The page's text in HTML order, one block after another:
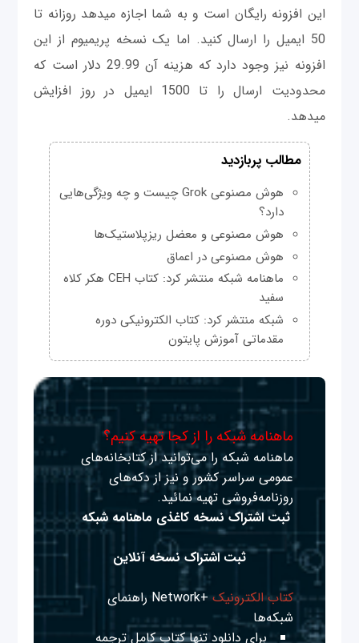
این افزونه رایگان است و به شما اجازه می‎دهد روزانه تا
50 ای‎میل را ارسال کنید. اما یک نسخه پریمیوم از این
افزونه نیز وجود دارد که هزینه آن 29.99 دلار است که
محدودیت ارسال را تا 1500 ای‎میل در روز افزایش
می‎دهد.
مطالب پربازدید
هوش مصنوعی Grok چیست و چه ویژگی‌هایی
دارد؟
هوش مصنوعی و معضل ریزپلاستیک‌ها
هوش مصنوعی در اعماق
ماهنامه شبکه منتشر کرد: کتاب CEH هکر کلاه
سفید
شبکه منتشر کرد: کتاب الکترونیکی دوره
مقدماتی آموزش پایتون
ماهنامه شبکه را از کجا تهیه کنیم؟
ماهنامه شبکه را می‌توانید از کتابخانه‌های
عمومی سراسر کشور و نیز از دکه‌های
روزنامه‌فروشی تهیه نمائید.
ثبت اشتراک نسخه کاغذی ماهنامه شبکه
ثبت اشتراک نسخه آنلاین
کتاب الکترونیک
+Network راهنمای
شبکه‌ها
برای دانلود تنها کتاب کامل ترجمه